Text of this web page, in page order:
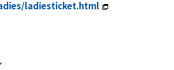
ladiesticket.html